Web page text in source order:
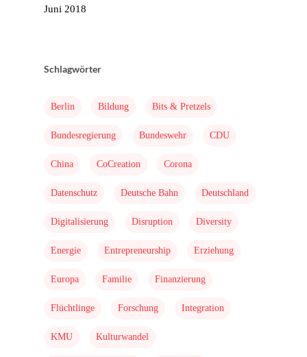
Juni 2018
Schlagwörter
Berlin Bildung Bits & Pretzels
Bundesregierung Bundeswehr CDU
China CoCreation Corona
Datenschutz Deutsche Bahn Deutschland
Digitalisierung Disruption Diversity
Energie Entrepreneurship Erziehung
Europa Familie Finanzierung
Flüchtlinge Forschung Integration
KMU Kulturwandel
Mission & Initiator
Folgen
Changeriders
Formate
Nominieren
Team
Buch